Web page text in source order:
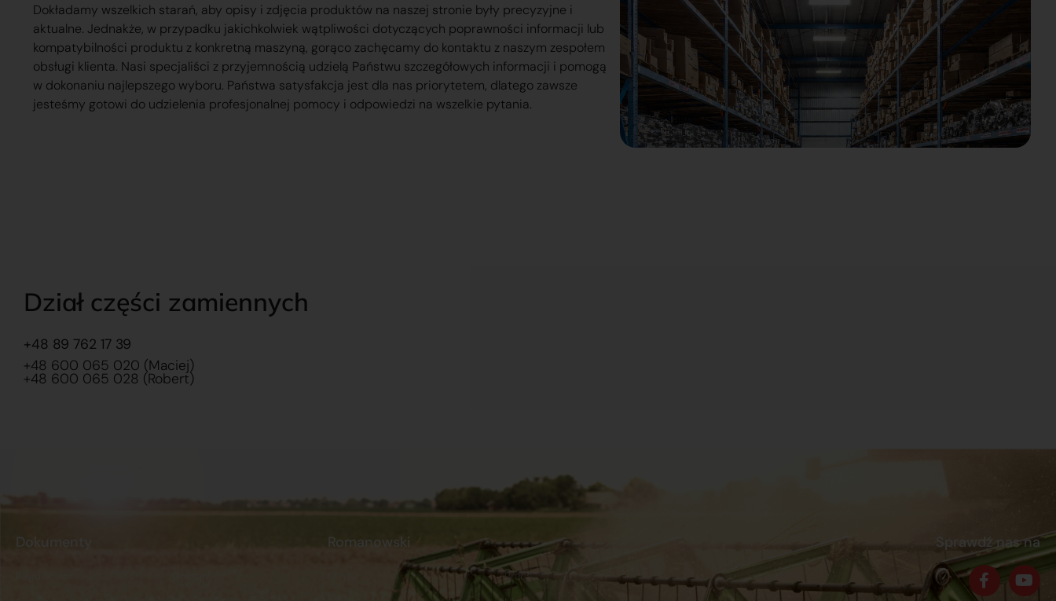
Dokładamy wszelkich starań, aby opisy i zdjęcia produktów na naszej stronie były precyzyjne i
aktualne. Jednakże, w przypadku jakichkolwiek wątpliwości dotyczących poprawności informacji lub
kompatybilności produktu z konkretną maszyną, gorąco zachęcamy do kontaktu z naszym zespołem
obsługi klienta. Nasi specjaliści z przyjemnością udzielą Państwu szczegółowych informacji i pomogą
w dokonaniu najlepszego wyboru. Państwa satysfakcja jest dla nas priorytetem, dlatego zawsze
jesteśmy gotowi do udzielenia profesjonalnej pomocy i odpowiedzi na wszelkie pytania.
Dział części zamiennych
+48 89 762 17 39
+48 600 065 020 (Maciej)
+48 600 065 028 (Robert)
Dokumenty Romanowski
Praca
Sprawdź nas na